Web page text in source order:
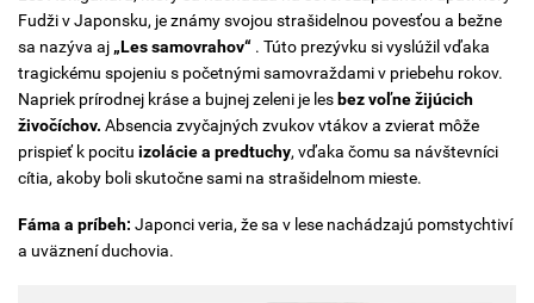
Fudži v Japonsku, je známy svojou strašidelnou povesťou a bežne
sa nazýva aj „Les samovrahov“ . Túto prezývku si vyslúžil vďaka
tragickému spojeniu s početnými samovraždami v priebehu rokov.
Napriek prírodnej kráse a bujnej zeleni je les bez voľne žijúcich
živočíchov. Absencia zvyčajných zvukov vtákov a zvierat môže
prispieť k pocitu izolácie a predtuchy, vďaka čomu sa návštevníci
cítia, akoby boli skutočne sami na strašidelnom mieste.
Fáma a príbeh: Japonci veria, že sa v lese nachádzajú pomstychtiví
a uväznení duchovia.